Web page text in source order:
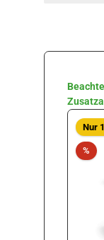
Nur
%